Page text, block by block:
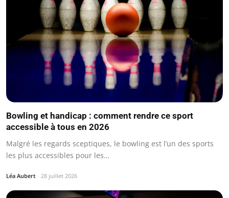
Bowling et handicap : comment rendre ce sport
accessible à tous en 2026
Malgré les regards sceptiques, le bowling est l’un des sports
les plus accessibles pour les…
Léa Aubert 28 juillet 2026